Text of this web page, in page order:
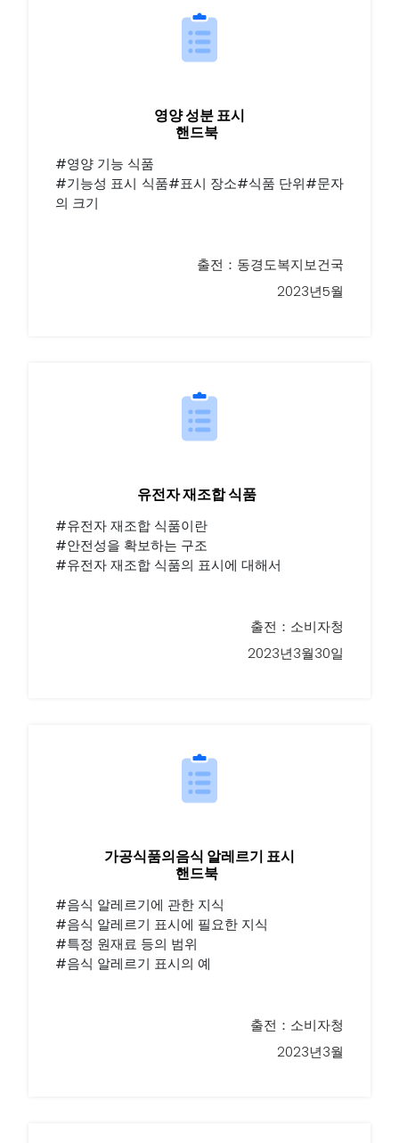
영양 성분 표시
핸드북
#영양 기능 식품
#기능성 표시 식품#표시 장소#식품 단위#문자
의 크기
출전：동경도복지보건국
2023년5월
유전자 재조합 식품
#유전자 재조합 식품이란
#안전성을 확보하는 구조
#유전자 재조합 식품의 표시에 대해서
출전：소비자청
2023년3월30일
가공식품의음식 알레르기 표시
핸드북
#음식 알레르기에 관한 지식
#음식 알레르기 표시에 필요한 지식
#특정 원재료 등의 범위
#음식 알레르기 표시의 예
출전：소비자청
2023년3월